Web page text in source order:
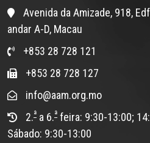
Avenida da Amizade, 918,
andar A-D, Macau
+853 28 728 121
+853 28 728 127
info@aam.org.mo
2.ª a 6.ª feira: 9:30-13:00;
Sábado: 9:30-13:00